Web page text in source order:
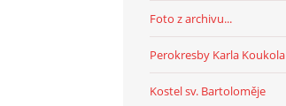
Foto z archivu...
Perokresby Karla Koukola
Kostel sv. Bartoloměje